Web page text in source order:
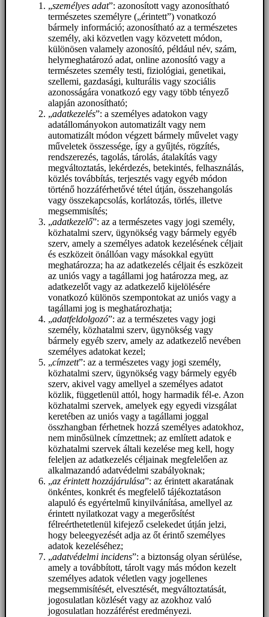
„személyes adat”: azonosított vagy azonosítható
természetes személyre („érintett”) vonatkozó
bármely információ; azonosítható az a természetes
személy, aki közvetlen vagy közvetett módon,
különösen valamely azonosító, például név, szám,
helymeghatározó adat, online azonosító vagy a
természetes személy testi, fiziológiai, genetikai,
szellemi, gazdasági, kulturális vagy szociális
azonosságára vonatkozó egy vagy több tényező
alapján azonosítható;
„adatkezelés”: a személyes adatokon vagy
adatállományokon automatizált vagy nem
automatizált módon végzett bármely művelet vagy
műveletek összessége, így a gyűjtés, rögzítés,
rendszerezés, tagolás, tárolás, átalakítás vagy
megváltoztatás, lekérdezés, betekintés, felhasználás,
közlés továbbítás, terjesztés vagy egyéb módon
történő hozzáférhetővé tétel útján, összehangolás
vagy összekapcsolás, korlátozás, törlés, illetve
megsemmisítés;
„adatkezelő”: az a természetes vagy jogi személy,
közhatalmi szerv, ügynökség vagy bármely egyéb
szerv, amely a személyes adatok kezelésének céljait
és eszközeit önállóan vagy másokkal együtt
meghatározza; ha az adatkezelés céljait és eszközeit
az uniós vagy a tagállami jog határozza meg, az
adatkezelőt vagy az adatkezelő kijelölésére
vonatkozó különös szempontokat az uniós vagy a
tagállami jog is meghatározhatja;
„adatfeldolgozó”: az a természetes vagy jogi
személy, közhatalmi szerv, ügynökség vagy
bármely egyéb szerv, amely az adatkezelő nevében
személyes adatokat kezel;
„címzett”: az a természetes vagy jogi személy,
közhatalmi szerv, ügynökség vagy bármely egyéb
szerv, akivel vagy amellyel a személyes adatot
közlik, függetlenül attól, hogy harmadik fél-e. Azon
közhatalmi szervek, amelyek egy egyedi vizsgálat
keretében az uniós vagy a tagállami joggal
összhangban férhetnek hozzá személyes adatokhoz,
nem minősülnek címzettnek; az említett adatok e
közhatalmi szervek általi kezelése meg kell, hogy
feleljen az adatkezelés céljainak megfelelően az
alkalmazandó adatvédelmi szabályoknak;
„az érintett hozzájárulása”: az érintett akaratának
önkéntes, konkrét és megfelelő tájékoztatáson
alapuló és egyértelmű kinyilvánítása, amellyel az
érintett nyilatkozat vagy a megerősítést
félreérthetetlenül kifejező cselekedet útján jelzi,
hogy beleegyezését adja az őt érintő személyes
adatok kezeléséhez;
„adatvédelmi incidens”: a biztonság olyan sérülése,
amely a továbbított, tárolt vagy más módon kezelt
személyes adatok véletlen vagy jogellenes
megsemmisítését, elvesztését, megváltoztatását,
jogosulatlan közlését vagy az azokhoz való
jogosulatlan hozzáférést eredményezi.